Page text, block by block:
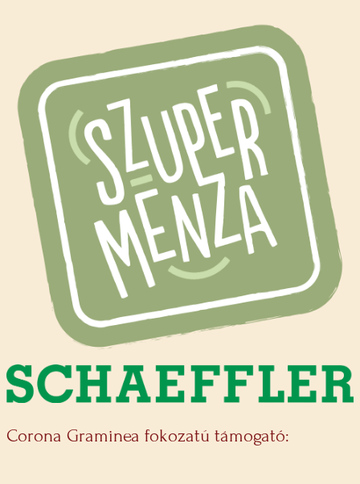
Corona Graminea fokozatú támogató: